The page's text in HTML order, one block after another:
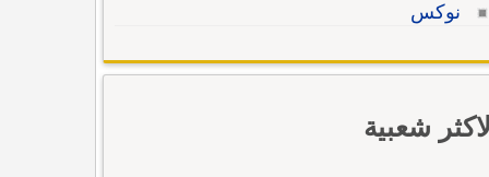
نوكس
الاكثر شعبية